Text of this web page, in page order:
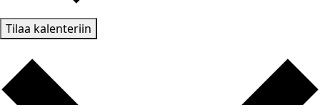
Tilaa kalenteriin